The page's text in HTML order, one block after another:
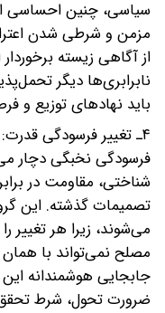
سیاسی، چنین احساسی
مزمن و شرطی شدن
از آگاهی زیسته
نابرابری‌ها دیگر
باید نهادهای توزیع و
۴ـ تغییر فرسودگی
فرسودگی نخبگی دچار
شناختی، مقاومت در
تصمیمات گذشته. این
می‌شوند، زیرا هر تغییر
مصلح نمی‌تواند با همان
جابجایی هوشمندانه این
ضرورت تحول، شرط